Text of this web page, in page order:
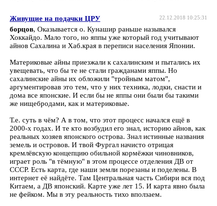
22.12.2018 10:25:31
Живущие на подачки ЦРУ
борцов, Оказывается о. Кунашир раньше назывался
Хоккайдо. Мало того, но яппы уже который год учитывают
айнов Сахалина и Хаб.края в переписи населения Японии.
Материковые айны приезжали к сахалинским и пытались их
увещевать, что бы те не стали гражданами яппы. Но
сахалинские айны их обложили "тройным матом",
аргументировав это тем, что у них техника, лодки, снасти и
дома все японские. И если бы не яппы они были бы такими
же нищебродами, как и материковые.
Т.е. суть в чём? А в том, что этот процесс начался ещё в
2000-х годах. И те кто возбудил его знал, историю айнов, как
реальных хозяев японского острова. Знал истинные названия
земель и островов. И твой Фургал начисто отрицая
кремлёвскую концепцию обильной кормёжки чиновников,
играет роль "в тёмную" в этом процессе отделения ДВ от
СССР. Есть карта, где наши земли порезаны и поделены. В
интернет её найдёте. Там Центральная часть Сибири вся под
Китаем, а ДВ японский. Карте уже лет 15. И карта явно была
не фейком. Мы в эту реальность тихо вползаем.